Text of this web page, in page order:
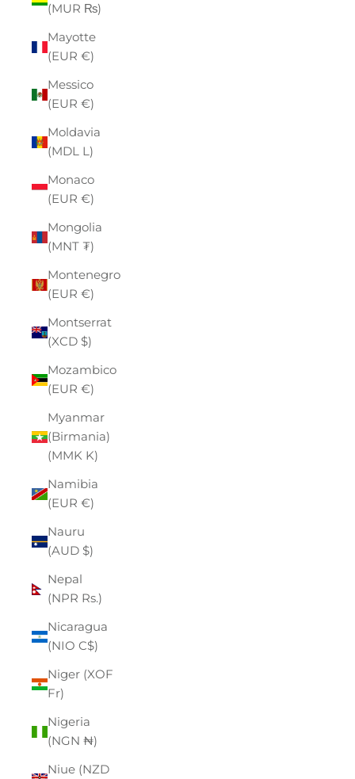
(MUR ₨)
Mayotte
(EUR €)
Messico
(EUR €)
Moldavia
(MDL L)
Monaco
(EUR €)
Mongolia
(MNT ₮)
Montenegro
(EUR €)
Montserrat
(XCD $)
Mozambico
(EUR €)
Myanmar
(Birmania)
(MMK K)
Namibia
(EUR €)
Nauru
(AUD $)
Nepal
(NPR Rs.)
Nicaragua
(NIO C$)
Niger (XOF
Fr)
Nigeria
(NGN ₦)
Niue (NZD